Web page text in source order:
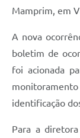
Mamprim, em
A nova
boletim de
foi acionada
identificação
Para a